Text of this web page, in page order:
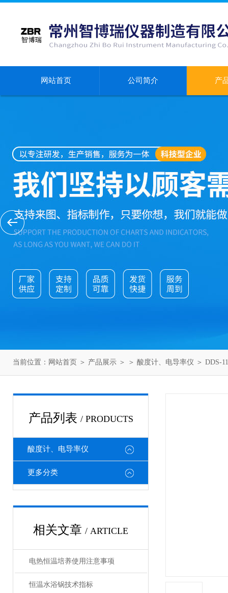
网站首页 公司简介 产
当前位置： 网站首页 ＞ 产品展示 ＞ ＞ 酸度计、电导率仪 ＞ DDS-
产品列表 / PRODUCTS
酸度计、电导率仪
更多分类
相关文章 / ARTICLE
电热恒温培养使用注意事项
恒温水浴锅技术指标